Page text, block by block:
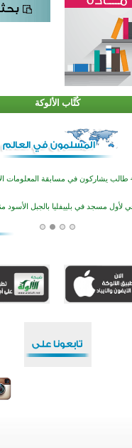
كُتَّاب الألوكة
البرامج الصيفية للمسلمين في بينزا
التاسعة لمسابقة حفظ وتلاوة القرآن
قرآنية متميزة في بنغلاديش بمشاركة 3000 متسابق
تحتفل بميلاد مسجد جديد في أجواء
البرامج الصيفية للمسلمين في بينزا